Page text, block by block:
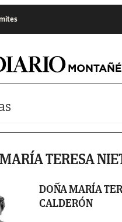
TERESA
DOÑA MARÍA
CALDERÓN